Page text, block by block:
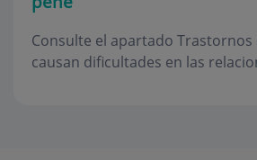
Consulte el apartado Trastornos
causan dificultades en las